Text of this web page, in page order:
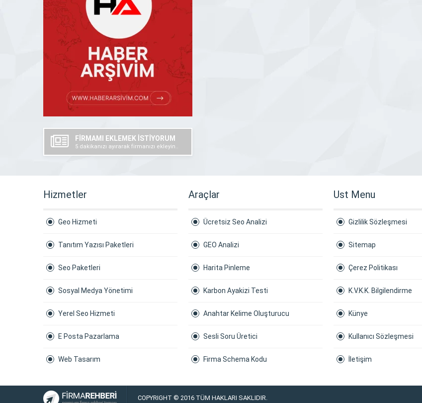
FİRMAMI EKLEMEK İSTİYORUM
5 dakikanızı ayırarak firmanızı ekleyin..
Hizmetler
Geo Hizmeti
Tanıtım Yazısı Paketleri
Seo Paketleri
Sosyal Medya Yönetimi
Yerel Seo Hizmeti
E Posta Pazarlama
Web Tasarım
Araçlar
Ücretsiz Seo Analizi
GEO Analizi
Harita Pinleme
Karbon Ayakizi Testi
Anahtar Kelime Oluşturucu
Sesli Soru Üretici
Firma Schema Kodu
Ust Menu
Gizlilik Sözleşmesi
Sitemap
Çerez Politikası
K.V.K.K. Bilgilendirme
Künye
Kullanıcı Sözleşmesi
İletişim
COPYRIGHT © 2016 TÜM HAKLARI SAKLIDIR.